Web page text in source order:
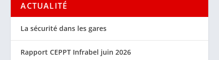
ACTUALITÉ
La sécurité dans les gares
Rapport CEPPT Infrabel juin 2026